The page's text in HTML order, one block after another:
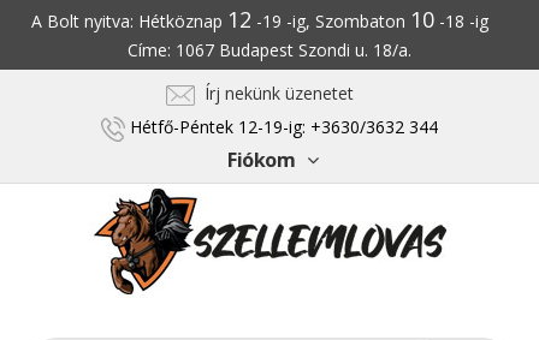
A Bolt nyitva: Hétköznap 12 -19 -ig, Szombaton 10-18 -ig
Címe: 1067 Budapest Szondi u. 18/a.
Írj nekünk üzenetet
Hétfő-Péntek 12-19-ig: +3630/3632 344
Fiókom